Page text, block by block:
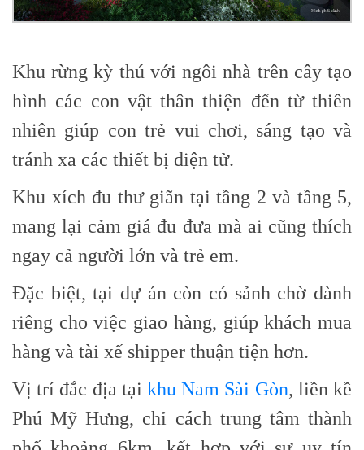
Khu rừng kỳ thú với ngôi nhà trên cây tạo
hình các con vật thân thiện đến từ thiên
nhiên giúp con trẻ vui chơi, sáng tạo và
tránh xa các thiết bị điện tử.
Khu xích đu thư giãn tại tầng 2 và tầng 5,
mang lại cảm giá đu đưa mà ai cũng thích
ngay cả người lớn và trẻ em.
Đặc biệt, tại dự án còn có sảnh chờ dành
riêng cho việc giao hàng, giúp khách mua
hàng và tài xế shipper thuận tiện hơn.
Vị trí đắc địa tại khu Nam Sài Gòn, liền kề
Phú Mỹ Hưng, chỉ cách trung tâm thành